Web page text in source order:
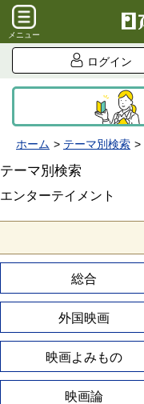
メニュー
ログイン
ホーム テーマ別検索
テーマ別検索
エンターテイメント
総合
外国映画
映画よみもの
映画論